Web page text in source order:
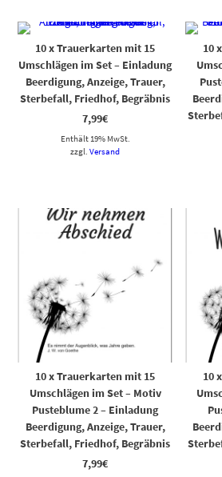
10 x Trauerkarten mit 15
Umschlägen im Set – Einladung
Beerdigung, Anzeige, Trauer,
Sterbefall, Friedhof, Begräbnis
7,99€
Enthält 19% MwSt.
zzgl.Versand
10
10 x Trauerkarten mit 15
Umschlägen im Set – Motiv
Pusteblume 2 – Einladung
Beerdigung, Anzeige, Trauer,
Sterbefall, Friedhof, Begräbnis
7,99€
10